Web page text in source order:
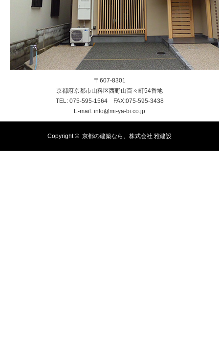
〒607-8301
京都府京都市山科区西野山百々町54番地
TEL: 075-595-1564 FAX:075-595-3438
E-mail: info@mi-ya-bi.co.jp
Copyright © 京都の建築なら、株式会社 雅建設